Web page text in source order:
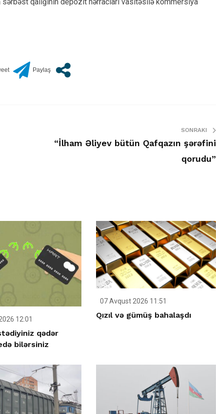
SONRAKI
“İlham Əliyev bütün Qafqazın şərəfini
qorudu”
12:01
qədər
bilərsiniz
07 Avqust 2026 11:51
Qızıl və gümüş bahalaşdı